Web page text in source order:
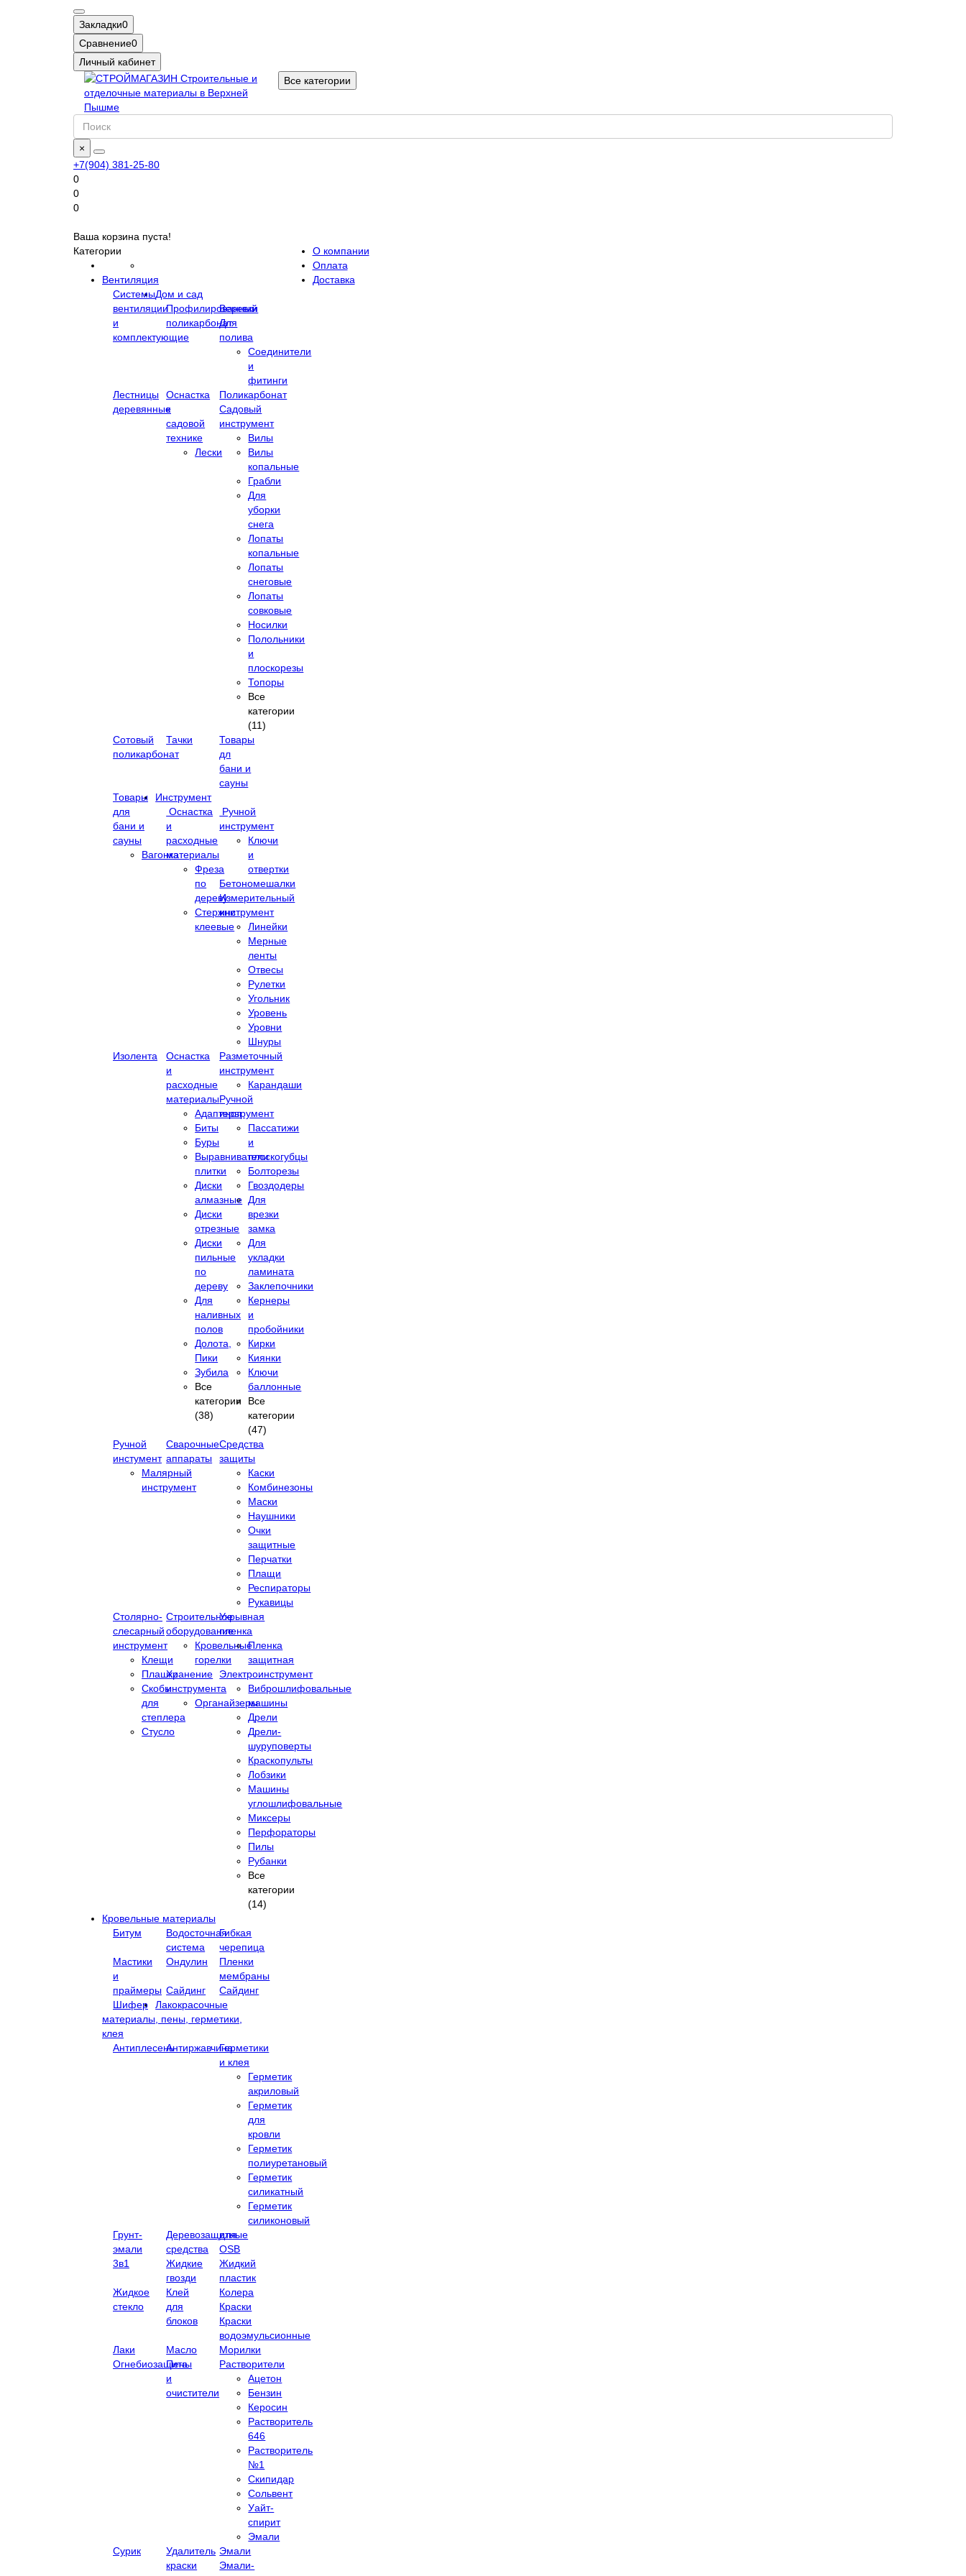
Закладки0
Сравнение0
Личный кабинет
Все категории
×
+7(904) 381-25-80
0
0
0
Ваша корзина пуста!
Категории
Вентиляция
Системы
вентиляции
и
комплектующие
Дом и сад
Профилированный
поликарбонат
Веревки
Для
полива
Соединители
и
фитинги
Лестницы
деревянные
Оснастка
к
садовой
технике
Лески
Поликарбонат
Садовый
инструмент
Вилы
Вилы
копальные
Грабли
Для
уборки
снега
Лопаты
копальные
Лопаты
снеговые
Лопаты
совковые
Носилки
Полольники
и
плоскорезы
Топоры
Все
категории
(11)
Сотовый
поликарбонат
Тачки
Товары
дл
бани и
сауны
Товары
для
бани и
сауны
Вагонка
Инструмент
Оснастка
и
расходные
материалы
Фреза
по
дереву
Стержни
клеевые
Ручной
инструмент
Ключи
и
отвертки
Бетономешалки
Измерительный
инструмент
Линейки
Мерные
ленты
Отвесы
Рулетки
Угольник
Уровень
Уровни
Шнуры
Изолента
Оснастка
и
расходные
материалы
Адаптеры
Биты
Буры
Выравниватели
плитки
Диски
алмазные
Диски
отрезные
Диски
пильные
по
дереву
Для
наливных
полов
Долота,
Пики
Зубила
Все
категории
(38)
Разметочный
инструмент
Карандаши
Ручной
инструмент
Пассатижи
и
плоскогубцы
Болторезы
Гвоздодеры
Для
врезки
замка
Для
укладки
ламината
Заклепочники
Кернеры
и
пробойники
Кирки
Киянки
Ключи
баллонные
Все
категории
(47)
Ручной
инстумент
Малярный
инструмент
Сварочные
аппараты
Средства
защиты
Каски
Комбинезоны
Маски
Наушники
Очки
защитные
Перчатки
Плащи
Респираторы
Рукавицы
Столярно-
слесарный
инструмент
Клещи
Плашки
Скобы
для
степлера
Стусло
Строительное
оборудование
Кровельные
горелки
Укрывная
пленка
Пленка
защитная
Хранение
инструмента
Органайзеры
Электроинструмент
Виброшлифовальные
машины
Дрели
Дрели-
шуруповерты
Краскопульты
Лобзики
Машины
углошлифовальные
Миксеры
Перфораторы
Пилы
Рубанки
Все
категории
(14)
Кровельные материалы
Битум
Водосточная
система
Гибкая
черепица
Мастики
и
праймеры
Ондулин
Пленки
мембраны
Сайдинг
Сайдинг
Шифер
Лакокрасочные
материалы, пены, герметики,
клея
АнтиплесеньАнтиржавчинаГерметики
и клея
Герметик
акриловый
Герметик
для
кровли
Герметик
полиуретановый
Герметик
силикатный
Герметик
силиконовый
Грунт-
эмали
3в1
Деревозащитные
средства
для
OSB
Жидкие
гвозди
Жидкий
пластик
Жидкое
стекло
Клей
для
блоков
Колера
Краски
Краски
водоэмульсионные
Лаки
Масло
Морилки
Огнебиозащита
Пены
и
очистители
Растворители
Ацетон
Бензин
Керосин
Растворитель
646
Растворитель
№1
Скипидар
Сольвент
Уайт-
спирит
Эмали
Сурик
Удалитель
краски
Эмали
Эмали-
О компании
Оплата
Доставка